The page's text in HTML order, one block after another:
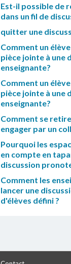
Est-il possible de
dans un fil de
quitter une
Comment un
pièce jointe à une
enseignante?
Comment un
pièce jointe à une
enseignante?
Comment se
engager par un
Pourquoi les
en compte en
discussion
Comment les
lancer une
d'élèves défini ?